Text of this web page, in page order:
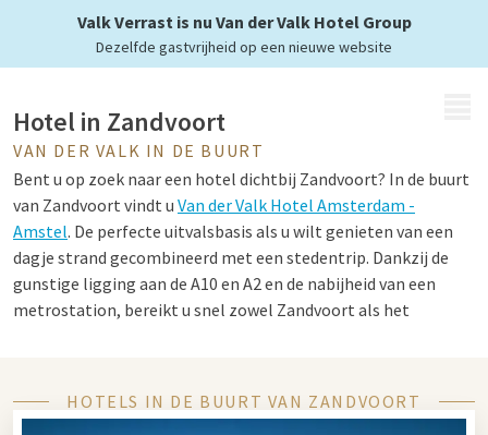
Valk Verrast is nu Van der Valk Hotel Group
Dezelfde gastvrijheid op een nieuwe website
Hotel in Zandvoort
VAN DER VALK IN DE BUURT
Bent u op zoek naar een hotel dichtbij Zandvoort? In de buurt
van Zandvoort vindt u Van der Valk Hotel Amsterdam -
Amstel. De perfecte uitvalsbasis als u wilt genieten van een
dagje strand gecombineerd met een stedentrip. Dankzij de
gunstige ligging aan de A10 en A2 en de nabijheid van een
metrostation, bereikt u snel zowel Zandvoort als het
beschikt het hotel over twee restaurants, een sfeervolle bar,
HOTELS IN DE BUURT VAN ZANDVOORT